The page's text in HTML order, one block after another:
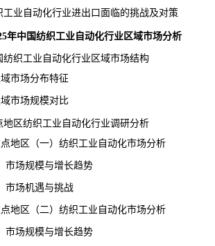
自动化行业进出口面临的挑战及对策
年中国纺织工业自动化行业区域市场分析
织工业自动化行业区域市场结构
分布特征
场规模对比
区纺织工业自动化行业调研分析
（一）纺织工业自动化市场分析
模与增长趋势
遇与挑战
（二）纺织工业自动化市场分析
模与增长趋势